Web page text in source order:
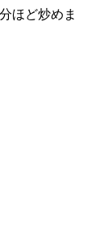
ほど炒めま